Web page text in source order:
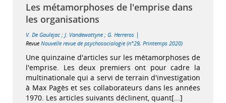
Les métamorphoses de l'emprise dans
les organisations
V. De Gaulejac ; J. Vandewattyne ; G. Herreros |
Revue Nouvelle revue de psychosociologie (n°29, Printemps 2020)
Une quinzaine d'articles sur les métamorphoses de
l'emprise. Les deux premiers ont pour cadre la
multinationale qui a servi de terrain d'investigation
à Max Pagès et ses collaborateurs dans les années
1970. Les articles suivants déclinent, quant[...]